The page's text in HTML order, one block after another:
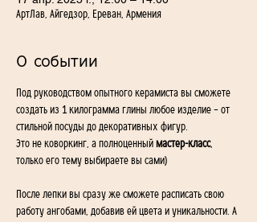
АртЛав, Айгедзор, Ереван, Армения
О событии
Под руководством опытного керамиста вы сможете
создать из 1 килограмма глины любое изделие – от
стильной посуды до декоративных фигур.
Это не коворкинг, а полноценный мастер-класс,
только его тему выбираете вы сами)
После лепки вы сразу же сможете расписать свою
работу ангобами, добавив ей цвета и уникальности. А